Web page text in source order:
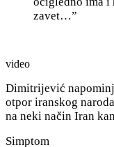
zavet…”
video
Dimitrijević
otpor iranskog
na neki način Iran
Simptom